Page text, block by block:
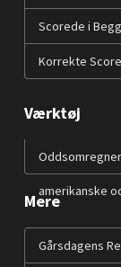
Scorede i
Korrekte
Værktøj
amerikanske
Mere
Gårsdagens